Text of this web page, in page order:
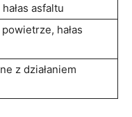
asfaltu
hałas
z działaniem‍